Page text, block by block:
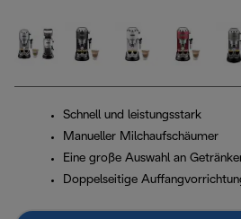
Schnell und leistungsstark
Manueller Milchaufschäumer
Eine große Auswahl an
Doppelseitige